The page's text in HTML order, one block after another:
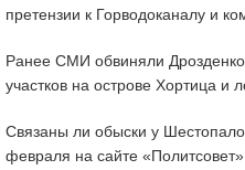
претензии к Горводоканалу и
Ранее СМИ обвиняли Дрозденко
участков на острове Хортица
Связаны ли обыски у
февраля на сайте